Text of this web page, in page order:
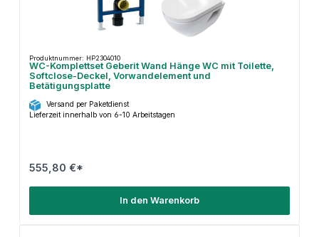
Produktnummer: HP2304010
WC-Komplettset Geberit Wand Hänge WC mit Toilette,
Softclose-Deckel, Vorwandelement und
Betätigungsplatte
Versand per Paketdienst
Lieferzeit innerhalb von 6-10 Arbeitstagen
555,80 €*
In den Warenkorb